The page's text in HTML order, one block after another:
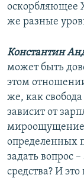
оскорбляющее
же разные
Константин
может быть
этом
же, как
зависит от
определенных
задать вопрос
средства? И